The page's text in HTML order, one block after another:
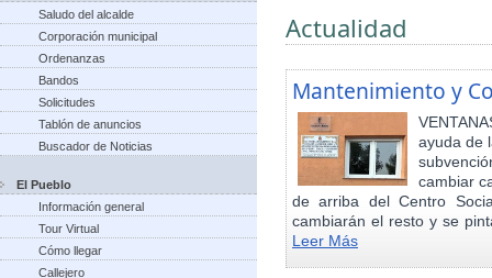
Saludo del alcalde
Corporación municipal
Ordenanzas
Bandos
Solicitudes
Tablón de anuncios
Buscador de Noticias
El Pueblo
Información general
Tour Virtual
Cómo llegar
Callejero
Actualidad
Mantenimiento y
ayuda de
cambiar
de arriba del Centro
cambiarán el resto y se
Leer Más